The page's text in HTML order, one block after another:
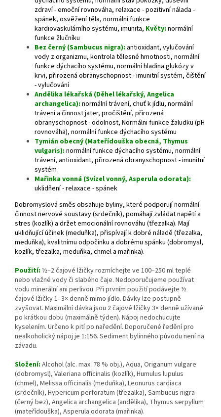
zdraví - emoční rovnováha, relaxace - pozitivní nálada -
spánek, osvěžení těla, normální funkce
kardiovaskulárního systému, imunita, Květy: normální
funkce žlučníku
Bez černý (Sambucus nigra): antioxidant, vylučování
vody z organizmu, kontrola tělesné hmotnosti, normální
funkce dýchacího systému, normální hladina glukózy v
krvi, přirozená obranyschopnost - imunitní systém, čištění
- vylučování
Andělika lékařská (Děhel lékařský, Angelica
archangelica): normální trávení, chuť k jídlu, normální
trávení a činnost jater, pročištění, přirozená
obranyschopnost - odolnost, Normálni funkce žaludku (pH
rovnováha), normální funkce dýchacího systému
Tymián obecný (Mateřídouška obecná, Thymus
vulgaris): normální funkce dýchacího systému, normální
trávení, antioxidant, přirozená obranyschopnost - imunitní
systém
Mařinka vonná (Svízel vonný, Asperula odorata):
uklidňení - relaxace - spánek
Dobromyslová směs obsahuje byliny, které podporují normální
činnost nervové soustavy (srdečník), pomáhají zvládat napětí a
stres (kozlík) a držet emocionální rovnováhu (třezalka). Mají
uklidňující účinek (meduňka), přispívají k dobré náladě (třezalka,
meduňka), kvalitnímu odpočinku a dobrému spánku (dobromysl,
kozlík, třezalka, meduňka, chmel a mařinka).
Použití: ½–2 čajové lžičky rozmíchejte ve 100–250 ml teplé
nebo vlažné vody či slabého čaje. Nedoporučujeme používat
vodu minerální ani perlivou. Při prvním použití podávejte ½
čajové lžičky 1–3× denně mimo jídlo. Dávky lze postupně
zvyšovat. Maximální dávka jsou 2 čajové lžičky 3× denně užívané
po krátkou dobu (maximálně týden). Nápoj nedochucujte
kyselením. Určeno k pití po naředění. Doporučené ředění pro
nealkoholický nápoj je 1:156. Sediment bylinného původu není na
závadu.
Složení: Alcohol (alc. max. 78 % obj.), Aqua, Origanum vulgare
(dobromysl), Valeriana officinalis (kozlík), Humulus lupulus
(chmel), Melissa officinalis (meduňka), Leonurus cardiaca
(srdečník), Hypericum perforatum (třezalka), Sambucus nigra
(černý bez), Angelica archangelica (andělika), Thymus serpyllum
(mateřídouška), Asperula odorata (mařinka).